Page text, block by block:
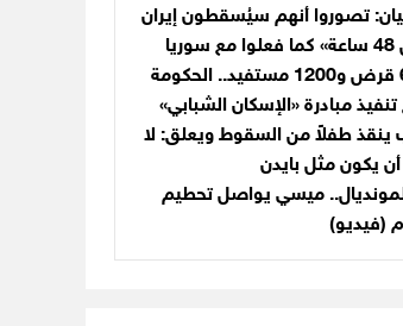
تصوروا أنهم سيُسقطون إيران
6000 قرض و1200 مستفيد.. الحكومة
مبادرة «الإسكان الشبابي»
ينقذ طفلاً من السقوط ويعلق: لا
أن يكون مثل بايدن
ميسي يواصل تحطيم
(فيديو)